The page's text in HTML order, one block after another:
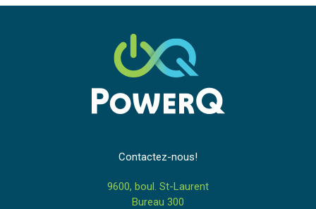
Contactez-nous!
9600, boul. St-Laurent
Bureau 300